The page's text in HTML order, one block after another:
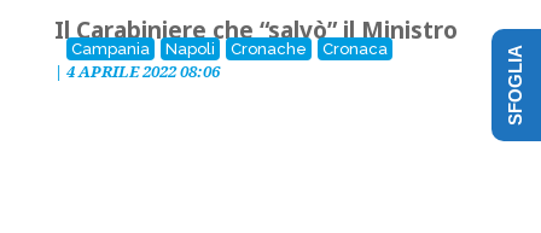
Campania Napoli Cronache Cronaca
Il Carabiniere che “salvò” il Ministro
| 4 APRILE 2022 08:06 SFOGLIA